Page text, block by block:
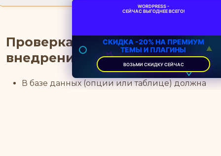
Проверка результата после
внедрения
В базе данных (опции или таблице) должна
WORDPRESS -
СЕЙЧАС ВЫГОДНЕЕ ВСЕГО!
СКИДКА -20% НА ПРЕМИУМ
ТЕМЫ И ПЛАГИНЫ
ВОЗЬМИ СКИДКУ СЕЙЧАС